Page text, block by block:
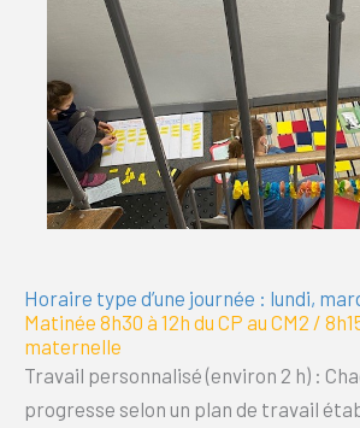
Horaire type d’une journée : lundi,
Matinée 8h30 à 12h du CP au CM2 /
maternelle
Travail personnalisé (environ 2 h) :
progresse selon un plan de travail